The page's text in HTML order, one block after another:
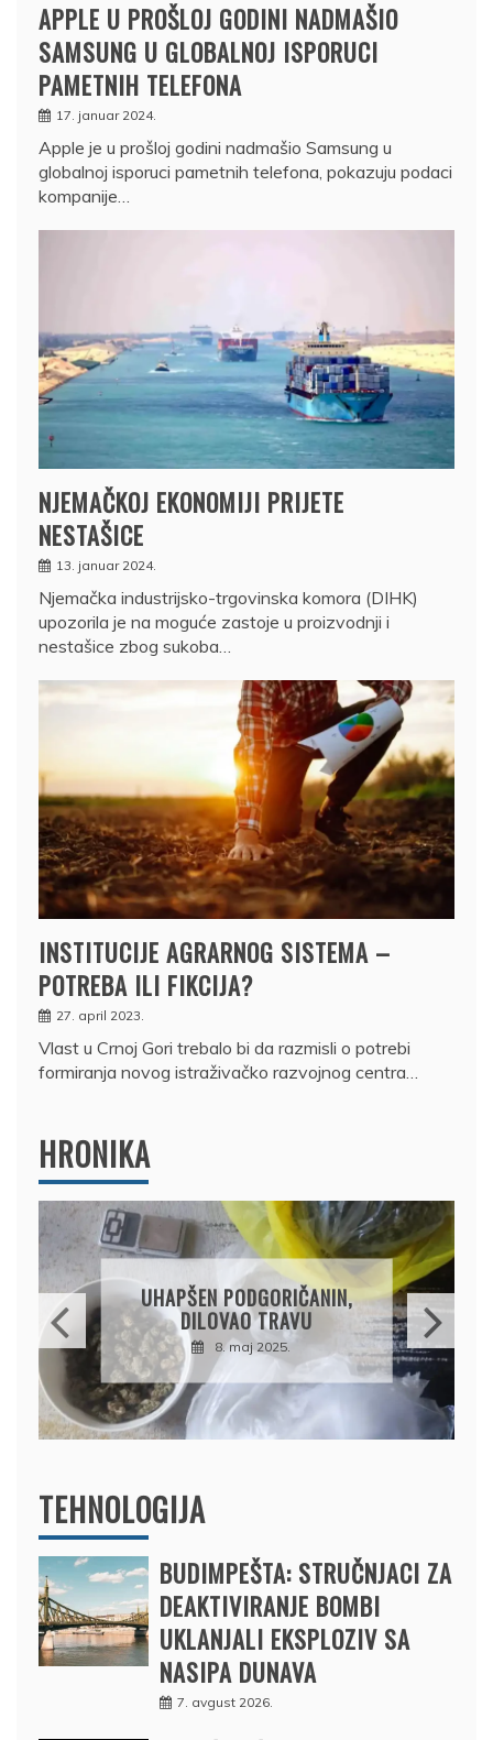
APPLE U PROŠLOJ GODINI NADMAŠIO
SAMSUNG U GLOBALNOJ ISPORUCI
PAMETNIH TELEFONA
17. januar 2024.
Apple je u prošloj godini nadmašio Samsung u
globalnoj isporuci pametnih telefona, pokazuju podaci
kompanije…
NJEMAČKOJ EKONOMIJI PRIJETE
NESTAŠICE
13. januar 2024.
Njemačka industrijsko-trgovinska komora (DIHK)
upozorila je na moguće zastoje u proizvodnji i
nestašice zbog sukoba…
INSTITUCIJE AGRARNOG SISTEMA –
POTREBA ILI FIKCIJA?
27. april 2023.
Vlast u Crnoj Gori trebalo bi da razmisli o potrebi
formiranja novog istraživačko razvojnog centra…
HRONIKA
DRŽAVLJANIN RUSIJE
OSUMNJIČEN DA JE
PRODAO TUĐI BMW,
DRŽAVU NAPUSTIO
BRODOM
12. februar 2025.
TEHNOLOGIJA
BUDIMPEŠTA: STRUČNJACI ZA
DEAKTIVIRANJE BOMBI
UKLANJALI EKSPLOZIV SA
NASIPA DUNAVA
7. avgust 2026.